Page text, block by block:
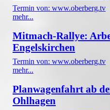
Termin von: www.oberberg.tv
mehr...
Mitmach-Rallye:
Engelskirchen
Termin von: www.oberberg.tv
mehr...
Planwagenfahrt ab
Ohlhagen